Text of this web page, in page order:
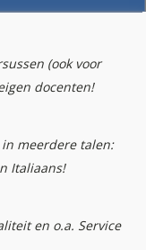
(ook voor
docenten!
meerdere talen:
Italiaans!
en o.a. Service